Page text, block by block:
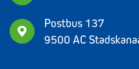
Postbus 137
9500 AC